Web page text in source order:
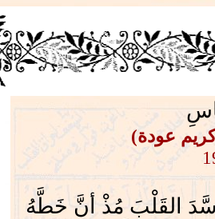
عودة)
القَلْبَ مُذْ أنَّ خَطَّهُ